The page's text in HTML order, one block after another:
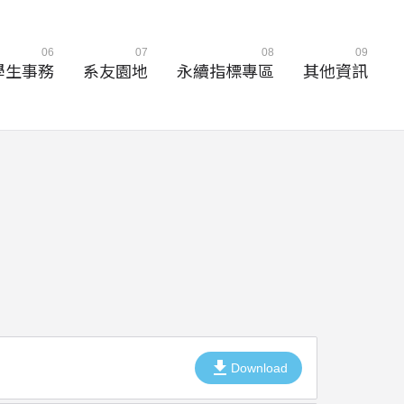
06
生事務
07
系友園地
08
永續指標專區
09
其他資訊
download Download